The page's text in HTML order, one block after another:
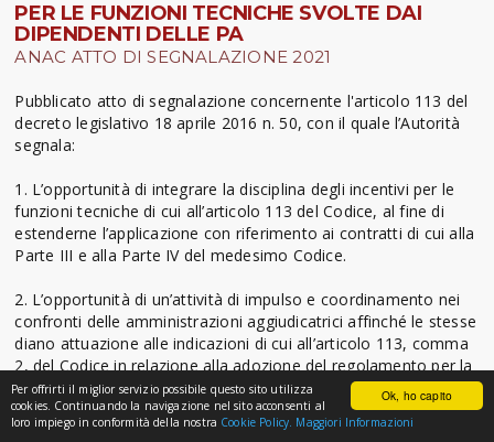
Ok, ho capito
Per offrirti il miglior servizio possibile questo sito utilizza
cookies. Continuando la navigazione nel sito acconsenti al
loro impiego in conformità della nostra Cookie Policy. Maggiori Informazioni
PER LE FUNZIONI TECNICHE SVOLTE DAI
DIPENDENTI DELLE PA
ANAC ATTO DI SEGNALAZIONE 2021
Pubblicato atto di segnalazione concernente l'articolo 113 del
decreto legislativo 18 aprile 2016 n. 50, con il quale l’Autorità
segnala:
1. L’opportunità di integrare la disciplina degli incentivi per le
funzioni tecniche di cui all’articolo 113 del Codice, al fine di
estenderne l’applicazione con riferimento ai contratti di cui alla
Parte III e alla Parte IV del medesimo Codice.
2. L’opportunità di un’attività di impulso e coordinamento nei
confronti delle amministrazioni aggiudicatrici affinché le stesse
diano attuazione alle indicazioni di cui all’articolo 113, comma
2, del Codice in relazione alla adozione del regolamento per la
ripartizione degli incentivi per le funzioni tecniche e alla
costituzione del relativo fondo ove accantonare le risorse
finanziarie.